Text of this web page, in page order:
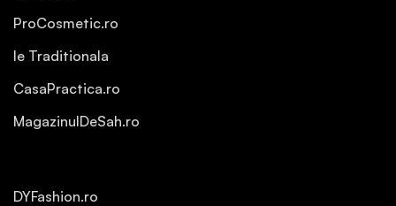
ProCosmetic.ro
Ie Traditionala
CasaPractica.ro
MagazinulDeSah.ro
DYFashion.ro